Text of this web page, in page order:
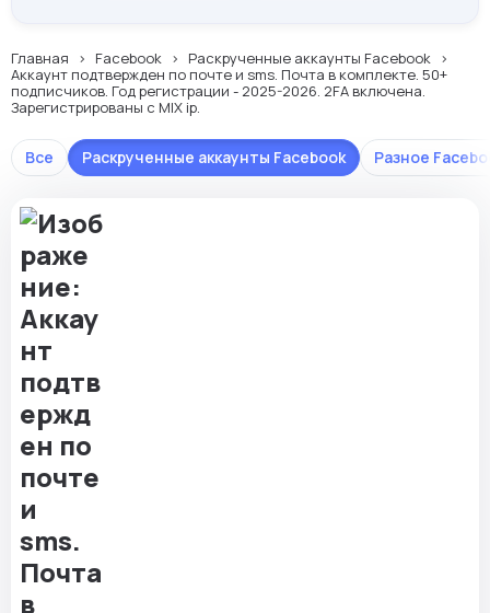
Главная Facebook
Раскрученные аккаунты Facebook
Аккаунт подтвержден по почте и sms. Почта в комплекте. 50+
подписчиков. Год регистрации - 2025-2026. 2FA включена.
Зарегистрированы с MIX ip.
Все Разное
Раскрученные аккаунты Facebook